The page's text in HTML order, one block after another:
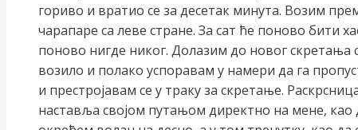
гориво и вратио се за десетак минута. Возим
чарапаре са леве стране. За сат ће поново бити
поново нигде никог. Долазим до новог скретања
возило и полако успоравам у намери да га
и престројавам се у траку за скретање.
наставља својом путањом директно на мене,